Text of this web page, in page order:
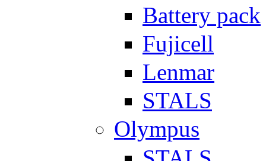
Battery pack
Fujicell
Lenmar
STALS
Olympus